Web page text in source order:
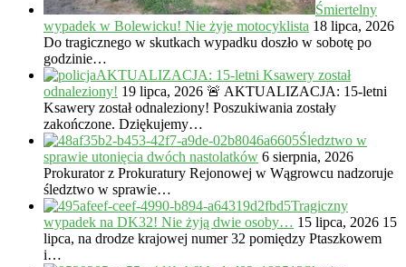
Śmiertelny
wypadek w Bolewicku! Nie żyje motocyklista 18 lipca, 2026
Do tragicznego w skutkach wypadku doszło w sobotę po
godzinie…
AKTUALIZACJA: 15-letni Ksawery został
odnaleziony! 19 lipca, 2026 🚨 AKTUALIZACJA: 15-letni
Ksawery został odnaleziony! Poszukiwania zostały
zakończone. Dziękujemy…
Śledztwo w
sprawie utonięcia dwóch nastolatków 6 sierpnia, 2026
Prokurator z Prokuratury Rejonowej w Wągrowcu nadzoruje
śledztwo w sprawie…
Tragiczny
wypadek na DK32! Nie żyją dwie osoby… 15 lipca, 2026 15
lipca, na drodze krajowej numer 32 pomiędzy Ptaszkowem
i…